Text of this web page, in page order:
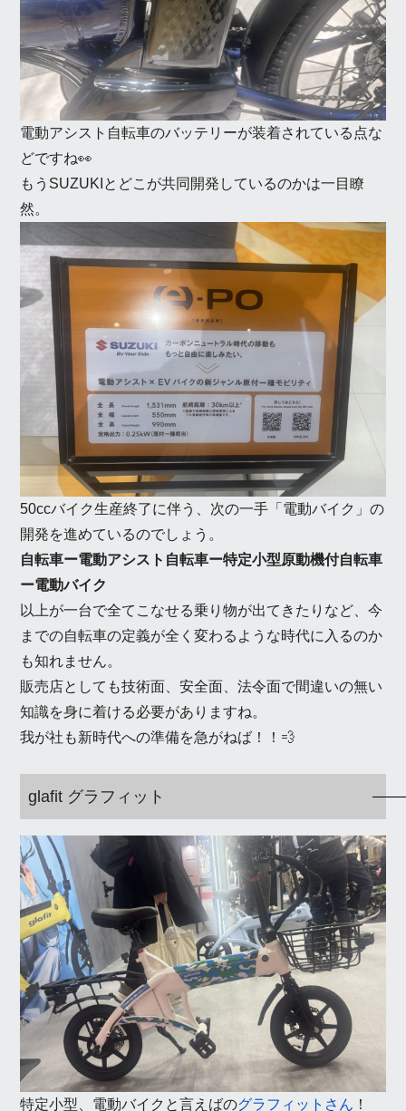
電動アシスト自転車のバッテリーが装着されている点な
どですね👀
もうSUZUKIとどこが共同開発しているのかは一目瞭
然。
50ccバイク生産終了に伴う、次の一手「電動バイク」の
開発を進めているのでしょう。
自転車ー電動アシスト自転車ー特定小型原動機付自転車
ー電動バイク
以上が一台で全てこなせる乗り物が出てきたりなど、今
までの自転車の定義が全く変わるような時代に入るのか
も知れません。
販売店としても技術面、安全面、法令面で間違いの無い
知識を身に着ける必要がありますね。
我が社も新時代への準備を急がねば！！💨
glafit グラフィット
特定小型、電動バイクと言えばのグラフィットさん ！